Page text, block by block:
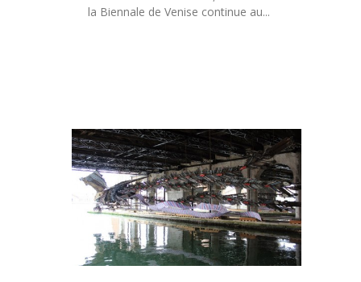
la Biennale de Venise continue au...